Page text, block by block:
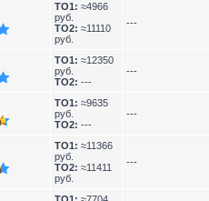
TO1: ≈4966
руб.
TO2: ≈11110
руб.
---
TO1: ≈12350
руб.
TO2: ---
---
TO1: ≈9635
руб.
TO2: ---
---
TO1: ≈11366
руб.
TO2: ≈11411
руб.
---